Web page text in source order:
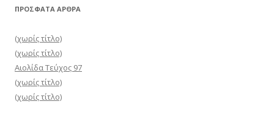
ΠΡΌΣΦΑΤΑ ΆΡΘΡΑ
(χωρίς τίτλο)
(χωρίς τίτλο)
Αιολίδα Τεύχος 97
(χωρίς τίτλο)
(χωρίς τίτλο)